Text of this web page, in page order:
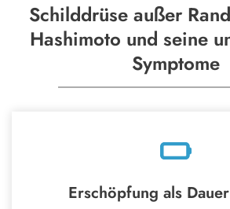
Schilddrüse außer
Hashimoto und seine
Symptome
Erschöpfung als